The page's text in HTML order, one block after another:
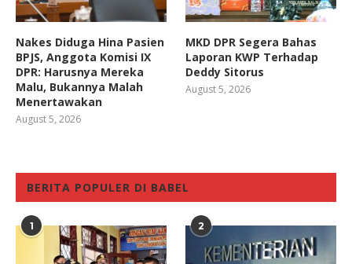
Nakes Diduga Hina Pasien
BPJS, Anggota Komisi IX
DPR: Harusnya Mereka
Malu, Bukannya Malah
Menertawakan
August 5, 2026
MKD DPR Segera Bahas
Laporan KWP Terhadap
Deddy Sitorus
August 5, 2026
BERITA POPULER DI BABEL
1 2